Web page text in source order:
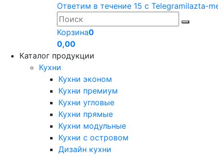
Ответим в течение 15 с Telegramilazta-
Корзина0
0,00
Каталог продукции
Кухни
Кухни эконом
Кухни премиум
Кухни угловые
Кухни прямые
Кухни модульные
Кухни с островом
Дизайн кухни